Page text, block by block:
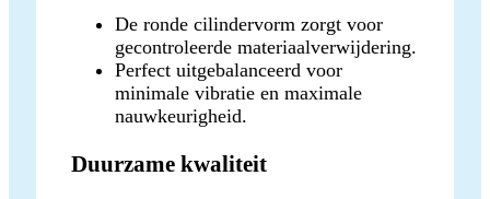
De ronde cilindervorm zorgt voor
gecontroleerde materiaalverwijdering.
Perfect uitgebalanceerd voor
minimale vibratie en maximale
nauwkeurigheid.
Duurzame kwaliteit